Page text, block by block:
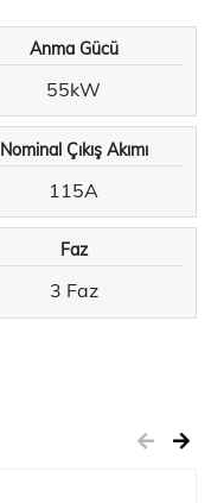
Anma Gücü
55kW
Nominal Çıkış Akımı
115A
Faz
3 Faz